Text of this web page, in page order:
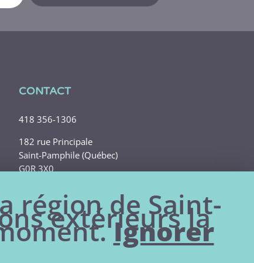
CONTACT
418 356-1306
182 rue Principale
Saint-Pamphile (Québec)
G0R 3X0
région de Saint-
extérieurs la
Ignorer